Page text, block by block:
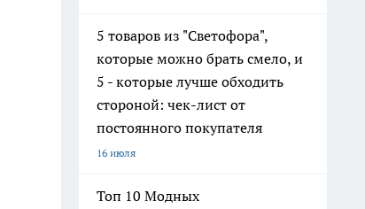
5 товаров из "Светофора",
которые можно брать смело, и
5 - которые лучше обходить
стороной: чек-лист от
постоянного покупателя
16 июля
Топ 10 Модных